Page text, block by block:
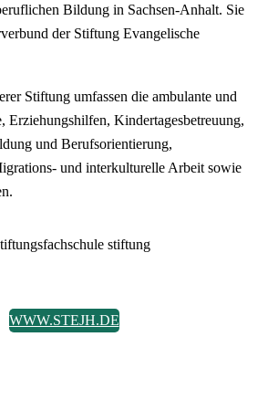
Bildung in Sachsen-Anhalt. Sie
der Stiftung Evangelische
Stiftung umfassen die ambulante und
Erziehungshilfen, Kindertagesbetreuung,
und Berufsorientierung,
und interkulturelle Arbeit sowie
WWW.STEJH.DE